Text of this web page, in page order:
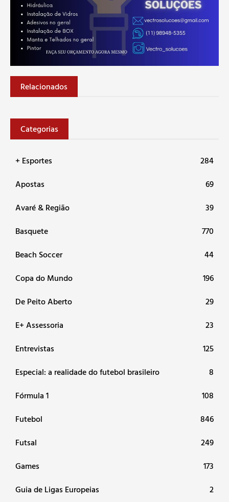
Relacionados
Categorias
+ Esportes
284
Apostas
69
Avaré & Região
39
Basquete
770
Beach Soccer
44
Copa do Mundo
196
De Peito Aberto
29
E+ Assessoria
23
Entrevistas
125
Especial: a realidade do futebol brasileiro
8
Fórmula 1
108
Futebol
846
Futsal
249
Games
173
Guia de Ligas Europeias
2